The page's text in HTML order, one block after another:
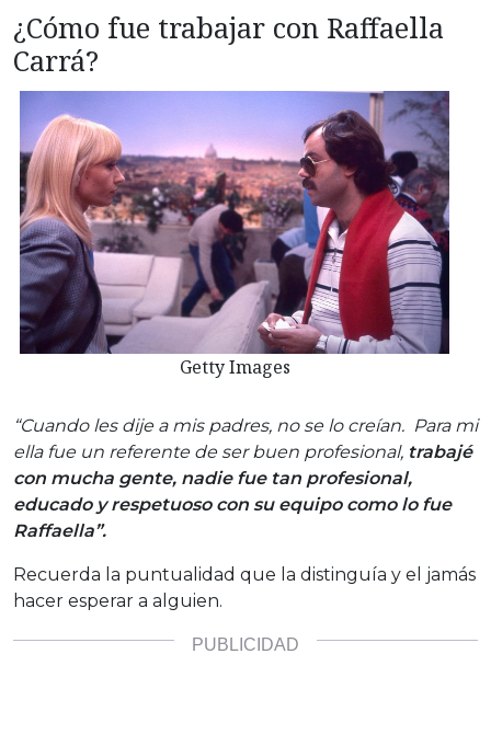
¿Cómo fue trabajar con Raffaella
Carrá?
Getty Images
“Cuando les dije a mis padres, no se lo creían. Para mi
ella fue un referente de ser buen profesional, trabajé
con mucha gente, nadie fue tan profesional,
educado y respetuoso con su equipo como lo fue
Raffaella”.
Recuerda la puntualidad que la distinguía y el jamás
hacer esperar a alguien.